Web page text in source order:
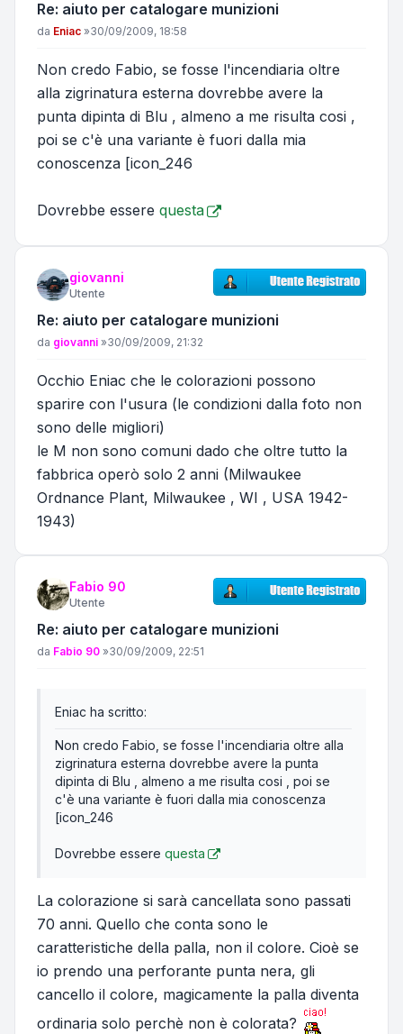
Re: aiuto per catalogare munizioni
Messaggio
da Eniac »30/09/2009, 18:58
Non credo Fabio, se fosse l'incendiaria oltre
alla zigrinatura esterna dovrebbe avere la
punta dipinta di Blu , almeno a me risulta cosi ,
poi se c'è una variante è fuori dalla mia
conoscenza [icon_246
Dovrebbe essere questa
giovanni
Utente
Re: aiuto per catalogare munizioni
Messaggio
da giovanni »30/09/2009, 21:32
Occhio Eniac che le colorazioni possono
sparire con l'usura (le condizioni dalla foto non
sono delle migliori)
le M non sono comuni dado che oltre tutto la
fabbrica operò solo 2 anni (Milwaukee
Ordnance Plant, Milwaukee , WI , USA 1942-
1943)
Fabio 90
Utente
Re: aiuto per catalogare munizioni
Messaggio
da Fabio 90 »30/09/2009, 22:51
Eniac ha scritto:
Non credo Fabio, se fosse l'incendiaria oltre alla
zigrinatura esterna dovrebbe avere la punta
dipinta di Blu , almeno a me risulta cosi , poi se
c'è una variante è fuori dalla mia conoscenza
[icon_246
Dovrebbe essere questa
La colorazione si sarà cancellata sono passati
70 anni. Quello che conta sono le
caratteristiche della palla, non il colore. Cioè se
io prendo una perforante punta nera, gli
cancello il colore, magicamente la palla diventa
ordinaria solo perchè non è colorata?